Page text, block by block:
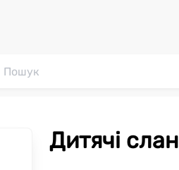
Дитячі